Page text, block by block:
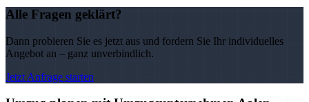
Alle Fragen geklärt?
Dann probieren Sie es jetzt aus und fordern Sie Ihr individuelles
Angebot an – ganz unverbindlich.
Jetzt Anfrage starten